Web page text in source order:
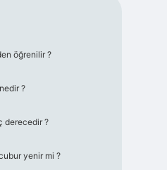
öğrenilir ?
?
derecedir ?
yenir mi ?